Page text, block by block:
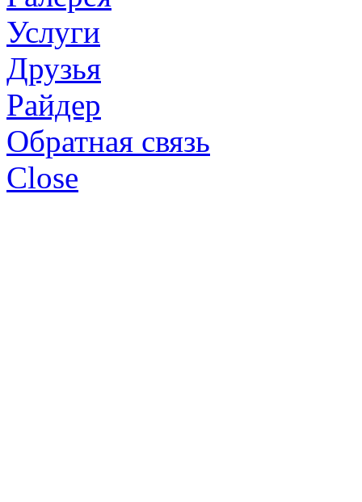
Услуги
Друзья
Райдер
Обратная связь
Close